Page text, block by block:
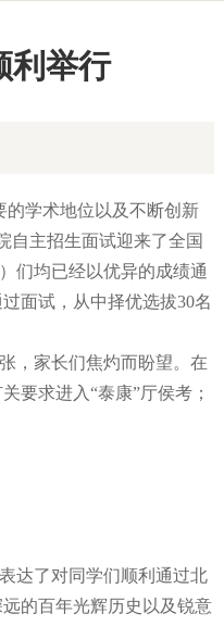
利举行
的学术地位以及不断创新
自主招生面试迎来了全国
们均已经以优异的成绩通
面试，从中择优选拔30名
，家长们焦灼而盼望。在
要求进入“泰康”厅侯考；
达了对同学们顺利通过北
的百年光辉历史以及锐意